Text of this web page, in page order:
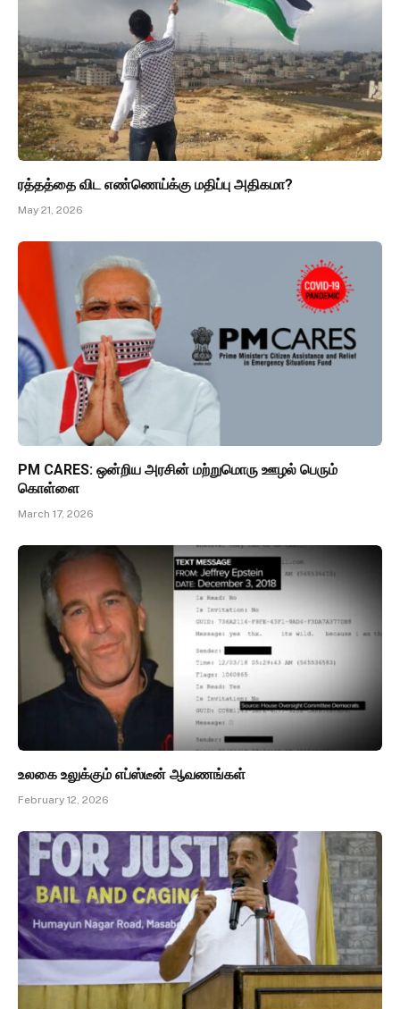
ரத்தத்தை விட எண்ணெய்க்கு மதிப்பு அதிகமா?
May 21, 2026
PM CARES: ஒன்றிய அரசின் மற்றுமொரு ஊழல் பெரும்
கொள்ளை
March 17, 2026
உலகை உலுக்கும் எப்ஸ்டீன் ஆவணங்கள்
February 12, 2026